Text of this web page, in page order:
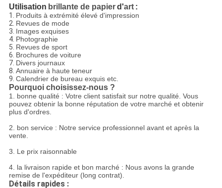
Utilisation brillante de papierd'art :
1. Produits à extrémité élevé d'impression
2. Revues de mode
3. Images exquises
4. Photographie
5. Revues de sport
6. Brochures de voiture
7. Divers journaux
8. Annuaire à haute teneur
9. Calendrier de bureau exquis etc.
Pourquoi choisissez-nous ?
1. bonne qualité : Votre client satisfait sur notre qualité. Vous
pouvez obtenir la bonne réputation de votre marché et obtenir
plus d'ordres.
2. bon service : Notre service professionnel avant et après la
vente.
3. Le prix raisonnable
4. la livraison rapide et bon marché : Nous avons la grande
remise de l'expéditeur (long contrat).
Détails rapides :